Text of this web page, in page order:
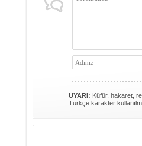
UYARI: Küfür, hakaret,
Türkçe karakter